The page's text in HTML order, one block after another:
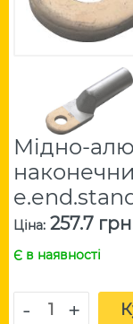
Мідно-
Ціна: 257.7
Є в наявності
- +